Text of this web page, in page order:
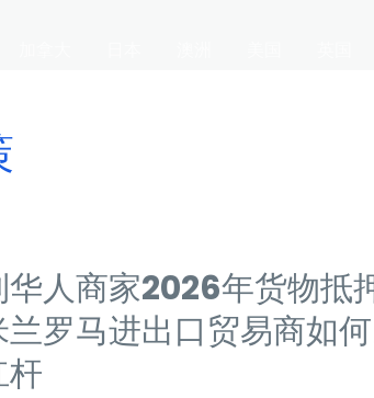
华人商家2026年货物抵
罗马进出口贸易商如
杆